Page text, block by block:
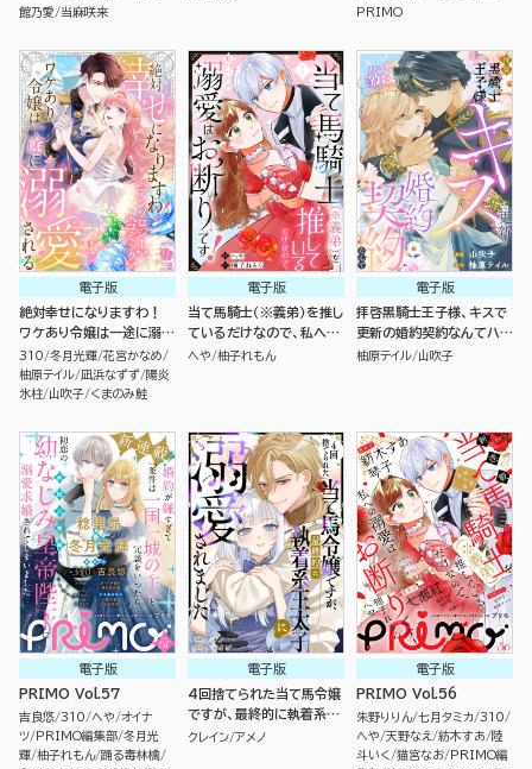
れて困ってます（単話版）
館乃愛 当麻咲来
ます （5）
PRIMO
電子版
絶対幸せになりますわ！
ワケあり令嬢は一途に溺愛
される アンソロジーコミッ
ク
310 冬月光輝 花宮かなめ
柚原テイル 凪浜なずず 陽炎
氷柱 山吹子 くまのみ鮭
電子版
当て馬騎士（※義弟）を推し
ているだけなので、私への
溺愛はお断りです！（分冊
へや 柚子れもん
電子版
拝啓黒騎士王子様、キスで
更新の婚約契約なんてハー
ドル激高です！（単話版）
柚原テイル 山吹子
電子版
PRIMO Vol.57
吉良悠 310 へや オイナ
ツ
PRIMO編集部 冬月光
輝 柚子れもん 踊る毒林檎
電子版
4回捨てられた当て馬令嬢
ですが、最終的に執着系王
太子に溺愛されました（単
クレイン アメノ
電子版
PRIMO Vol.56
朱野りりん 七月タミカ 310
へや 天野なえ 紡木すあ
陸
斗いく 猫宮なお
PRIMO編